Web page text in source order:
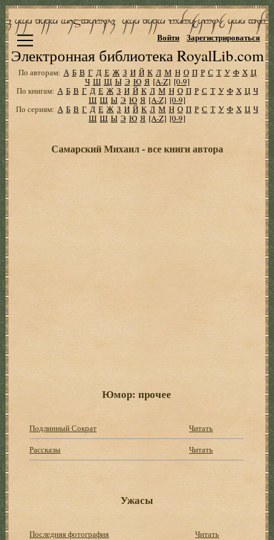
Электронная библиотека RoyalLib.com
Войти Зарегистрироваться
По авторам: А Б В Г Д Е Ж З И Й К Л М Н О П Р С Т У Ф Х Ц
Ч Ш Щ Ы Э Ю Я [A-Z] [0-9]
По книгам: А Б В Г Д Е Ж З И Й К Л М Н О П Р С Т У Ф Х Ц Ч
Ш Щ Ы Э Ю Я [A-Z] [0-9]
По сериям: А Б В Г Д Е Ж З И Й К Л М Н О П Р С Т У Ф Х Ц Ч
Ш Щ Ы Э Ю Я [A-Z] [0-9]
Самарский Михаил - все книги автора
Юмор: прочее
Подлинный Сократ
Читать
Рассказы
Читать
Ужасы
Последняя фотография Читать